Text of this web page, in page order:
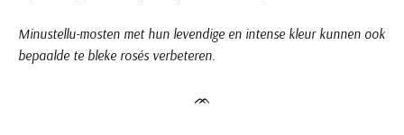
Minustellu-mosten met hun levendige en intense kleur kunnen ook
bepaalde te bleke rosés verbeteren.
ᨏ